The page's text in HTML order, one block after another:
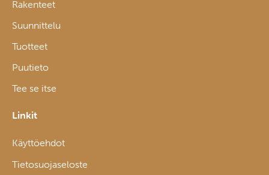
Rakenteet
Suunnittelu
Tuotteet
Puutieto
Tee se itse
Linkit
Käyttöehdot
Tietosuojaseloste